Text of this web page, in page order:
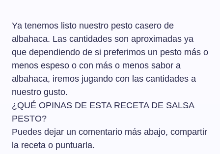
Ya tenemos listo nuestro pesto casero de
albahaca. Las cantidades son aproximadas ya
que dependiendo de si preferimos un pesto más o
menos espeso o con más o menos sabor a
albahaca, iremos jugando con las cantidades a
nuestro gusto.
¿QUÉ OPINAS DE ESTA RECETA DE SALSA
PESTO?
Puedes dejar un comentario más abajo, compartir
la receta o puntuarla.